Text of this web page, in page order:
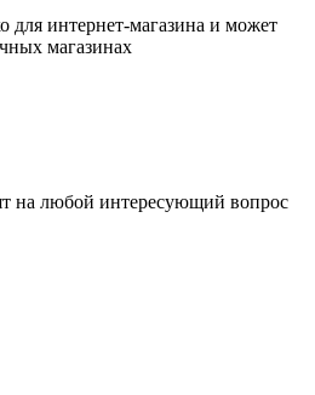
для интернет-магазина и может
магазинах
на любой интересующий вопрос